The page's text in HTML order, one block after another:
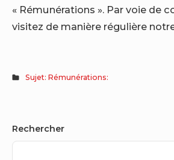
« Rémunérations ». Par voie de
visitez de manière régulière
Sujet: Rémunérations:
Sidebar
Widget
Rechercher